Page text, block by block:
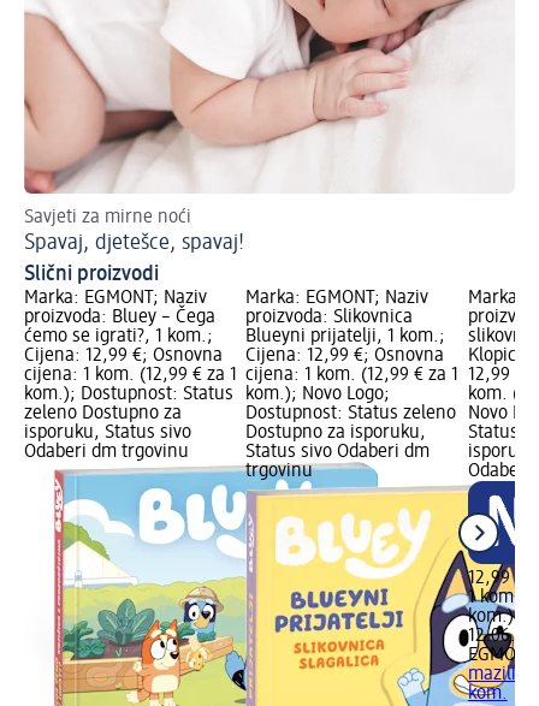
Savjeti za mirne noći
Spavaj, djetešce, spavaj!
Slični proizvodi
Marka: EGMONT; Naziv
proizvoda: Bluey – Čega
ćemo se igrati?, 1 kom.;
Cijena: 12,99 €; Osnovna
cijena: 1 kom. (12,99 € za 1
kom.); Dostupnost: Status
zeleno Dostupno za
isporuku, Status sivo
Odaberi dm trgovinu
Marka: EGMONT; Naziv
proizvoda: Slikovnica
Blueyni prijatelji, 1 kom.;
Cijena: 12,99 €; Osnovna
cijena: 1 kom. (12,99 € za 1
kom.); Novo Logo;
Dostupnost: Status zeleno
Dostupno za isporuku,
Status sivo Odaberi dm
trgovinu
Marka:
Klopica,
12,99 €;
kom.
Novo
Status
Odaberi
12,99 €
1 kom.
kom.)
EGMONT
mazilica
kom.